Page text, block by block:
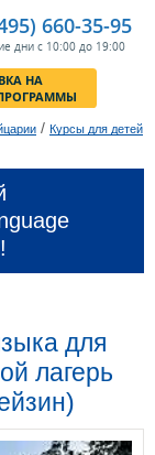
660-35-95
дни с 10:00 до 19:00
ЗАЯВКА НА
ПРОГРАММЫ
/ Курсы для детей
для
лагерь